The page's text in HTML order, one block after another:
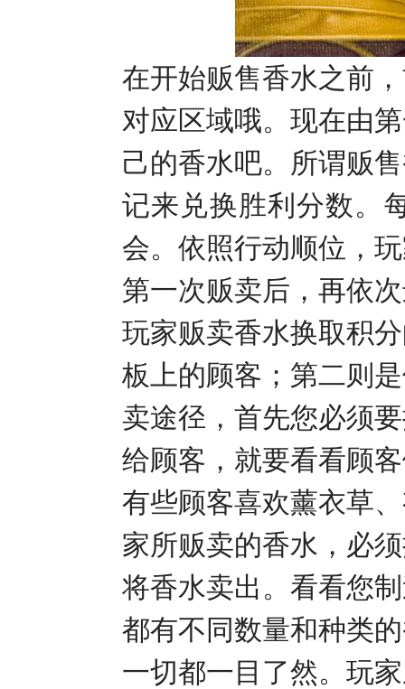
在开始贩售香水之前
对应区域哦。现在由
己的香水吧。所谓贩
记来兑换胜利分数。
会。依照行动顺位，
第一次贩卖后，再依
玩家贩卖香水换取积
板上的顾客；第二则
卖途径，首先您必须
给顾客，就要看看顾
有些顾客喜欢薰衣草
家所贩卖的香水，必
将香水卖出。看看您
都有不同数量和种类
一切都一目了然。玩